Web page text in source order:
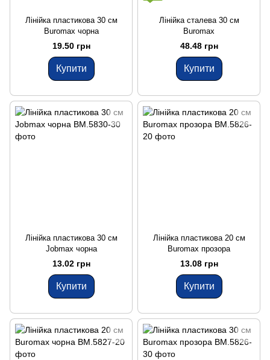
Лінійка пластикова 30 см
Buromax чорна
19.50 грн
Купити
Лінійка сталева 30 см
Buromax
48.48 грн
Купити
Лінійка пластикова 30 см
Jobmax чорна
13.02 грн
Купити
Лінійка пластикова 20 см
Buromax прозора
13.08 грн
Купити